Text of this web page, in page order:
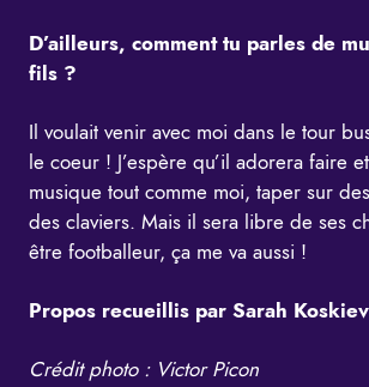
D’ailleurs, comment tu parles de
fils ?
Il voulait venir avec moi dans le tour
le coeur ! J’espère qu’il adorera faire
musique tout comme moi, taper sur
des claviers. Mais il sera libre de ses
être footballeur, ça me va aussi !
Propos recueillis par Sarah
Crédit photo : Victor Picon